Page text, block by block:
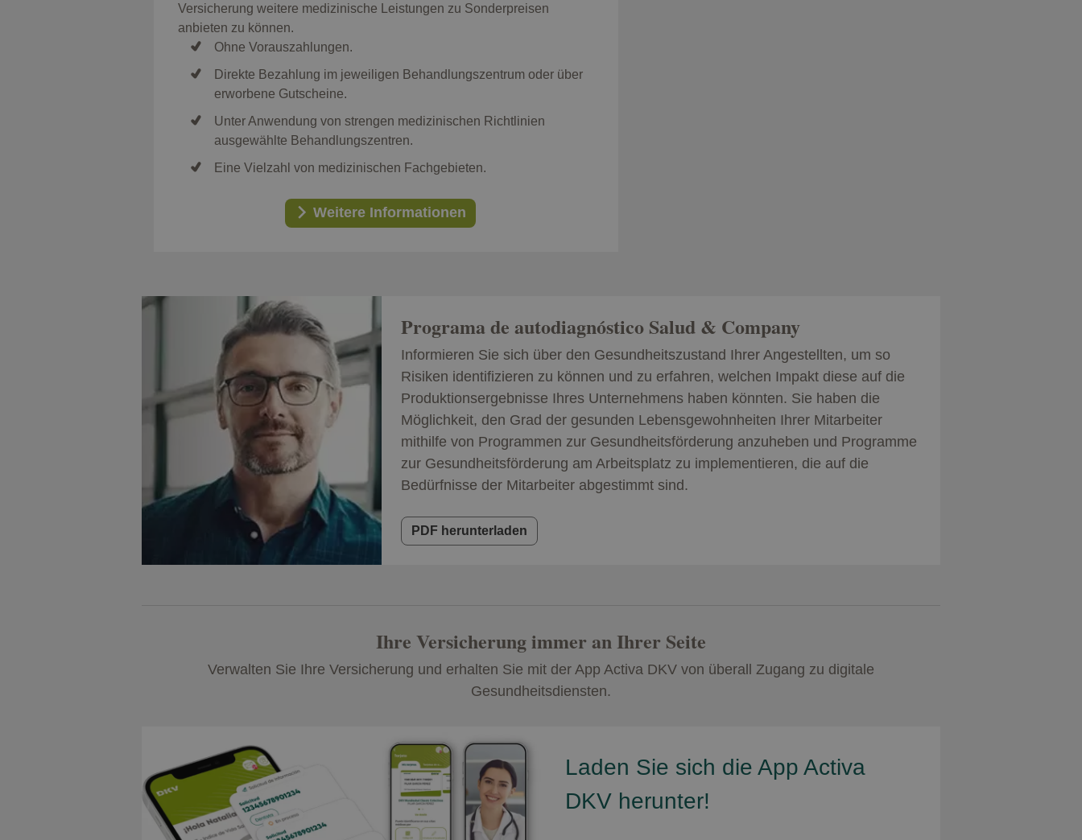
Versicherung weitere medizinische Leistungen zu Sonderpreisen
anbieten zu können.
Ohne Vorauszahlungen.
Direkte Bezahlung im jeweiligen Behandlungszentrum oder über
erworbene Gutscheine.
Unter Anwendung von strengen medizinischen Richtlinien
ausgewählte Behandlungszentren.
Eine Vielzahl von medizinischen Fachgebieten.
Weitere Informationen
Programa de autodiagnóstico Salud & Company
Informieren Sie sich über den Gesundheitszustand Ihrer Angestellten, um so
Risiken identifizieren zu können und zu erfahren, welchen Impakt diese auf die
Produktionsergebnisse Ihres Unternehmens haben könnten. Sie haben die
Möglichkeit, den Grad der gesunden Lebensgewohnheiten Ihrer Mitarbeiter
mithilfe von Programmen zur Gesundheitsförderung anzuheben und Programme
zur Gesundheitsförderung am Arbeitsplatz zu implementieren, die auf die
Bedürfnisse der Mitarbeiter abgestimmt sind.
PDF herunterladen
Ihre Versicherung immer an Ihrer Seite
Verwalten Sie Ihre Versicherung und erhalten Sie mit der App Activa DKV von überall Zugang zu digitale
Gesundheitsdiensten.
Laden Sie sich die App Activa
DKV herunter!